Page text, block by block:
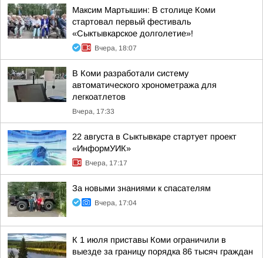
Максим Мартышин: В столице Коми
стартовал первый фестиваль
«Сыктывкарское долголетие»!
Вчера, 18:07
В Коми разработали систему
автоматического хронометража для
легкоатлетов
Вчера, 17:33
22 августа в Сыктывкаре стартует проект
«ИнформУИК»
Вчера, 17:17
За новыми знаниями к спасателям
Вчера, 17:04
К 1 июля приставы Коми ограничили в
выезде за границу порядка 86 тысяч граждан